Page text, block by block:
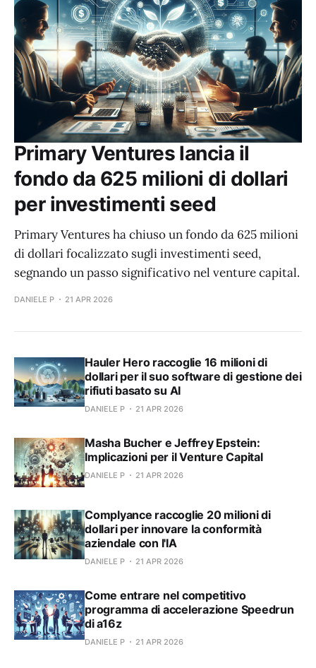
Primary Ventures lancia il
fondo da 625 milioni di dollari
per investimenti seed
Primary Ventures ha chiuso un fondo da 625 milioni
di dollari focalizzato sugli investimenti seed,
segnando un passo significativo nel venture capital.
DANIELE P 21 APR 2026
Hauler Hero raccoglie 16 milioni di
dollari per il suo software di gestione dei
rifiuti basato su AI
DANIELE P 21 APR 2026
Masha Bucher e Jeffrey Epstein:
Implicazioni per il Venture Capital
DANIELE P 21 APR 2026
Complyance raccoglie 20 milioni di
dollari per innovare la conformità
aziendale con l'IA
DANIELE P 21 APR 2026
Come entrare nel competitivo
programma di accelerazione Speedrun
di a16z
DANIELE P 21 APR 2026